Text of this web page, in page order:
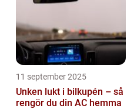
11 september 2025
Unken lukt i bilkupén – så
rengör du din AC hemma